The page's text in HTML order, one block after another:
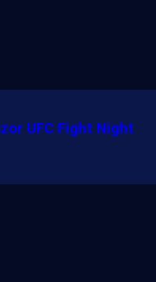
UFC Fight Night